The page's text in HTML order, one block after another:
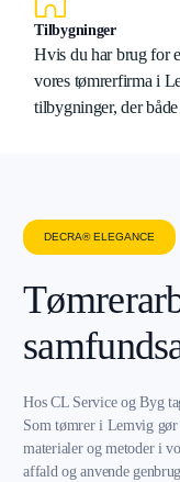
Tilbygninger
Hvis du har brug for
vores tømrerfirma i
tilbygninger, der
DECRA® ELEGANCE
Hos CL Service og Byg
Som tømrer i Lemvig gør
materialer og metoder i
affald og anvende